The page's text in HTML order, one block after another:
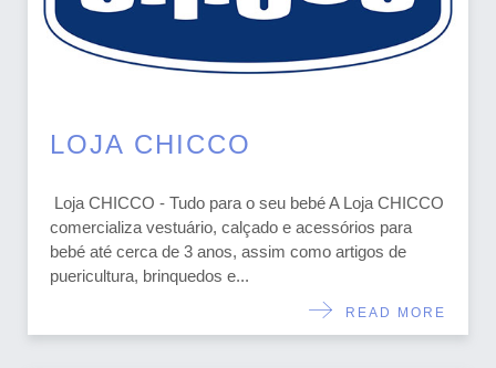
LOJA CHICCO
Loja CHICCO - Tudo para o seu bebé A Loja CHICCO
comercializa vestuário, calçado e acessórios para
bebé até cerca de 3 anos, assim como artigos de
puericultura, brinquedos e...
READ MORE